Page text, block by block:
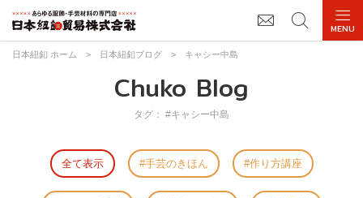
日本紐釦 ホーム > 日本紐釦ブログ > キャシー中島
Chuko Blog
タグ： #キャシー中島
全て表示 手芸のきほん 作り方講座